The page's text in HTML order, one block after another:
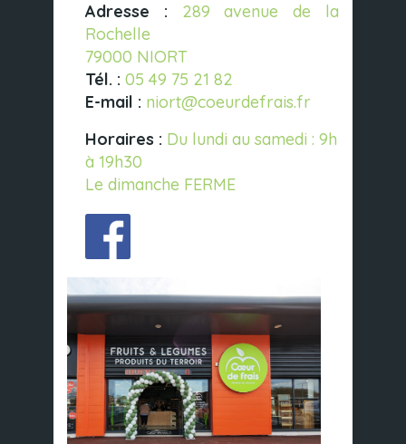
Adresse :
289 avenue de la
Rochelle
79000 NIORT
Tél. : 05 49 75 21 82
E-mail : niort@coeurdefrais.fr
Horaires : Du lundi au samedi : 9h
à 19h30
Le dimanche FERME